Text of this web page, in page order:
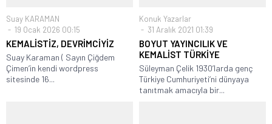
Suay KARAMAN
19 Ocak 2026 00:15
KEMALİSTİZ, DEVRİMCİYİZ
Suay Karaman ( Sayın Çiğdem
Çimen’in kendi wordpress
sitesinde 16...
Konuk Yazarlar
31 Aralık 2021 01:39
BOYUT YAYINCILIK VE
KEMALİST TÜRKİYE
Süleyman Çelik 1930’larda genç
Türkiye Cumhuriyeti’ni dünyaya
tanıtmak amacıyla bir...